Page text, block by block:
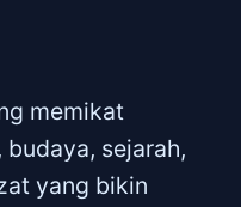
memikat
sejarah,
yang bikin